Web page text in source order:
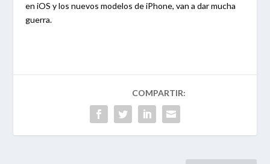
en iOS y los nuevos modelos de iPhone, van a dar mucha
guerra.